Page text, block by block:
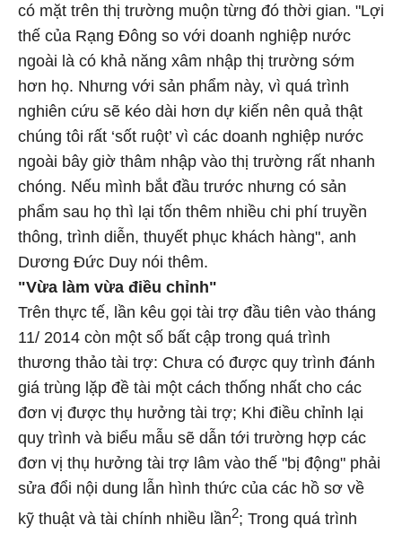
có mặt trên thị trường muộn từng đó thời gian. "Lợi
thế của Rạng Đông so với doanh nghiệp nước
ngoài là có khả năng xâm nhập thị trường sớm
hơn họ. Nhưng với sản phẩm này, vì quá trình
nghiên cứu sẽ kéo dài hơn dự kiến nên quả thật
chúng tôi rất ‘sốt ruột’ vì các doanh nghiệp nước
ngoài bây giờ thâm nhập vào thị trường rất nhanh
chóng. Nếu mình bắt đầu trước nhưng có sản
phẩm sau họ thì lại tốn thêm nhiều chi phí truyền
thông, trình diễn, thuyết phục khách hàng", anh
Dương Đức Duy nói thêm.
"Vừa làm vừa điều chỉnh"
Trên thực tế, lần kêu gọi tài trợ đầu tiên vào tháng
11/ 2014 còn một số bất cập trong quá trình
thương thảo tài trợ: Chưa có được quy trình đánh
giá trùng lặp đề tài một cách thống nhất cho các
đơn vị được thụ hưởng tài trợ; Khi điều chỉnh lại
quy trình và biểu mẫu sẽ dẫn tới trường hợp các
đơn vị thụ hưởng tài trợ lâm vào thế "bị động" phải
sửa đổi nội dung lẫn hình thức của các hồ sơ về
kỹ thuật và tài chính nhiều lần2; Trong quá trình